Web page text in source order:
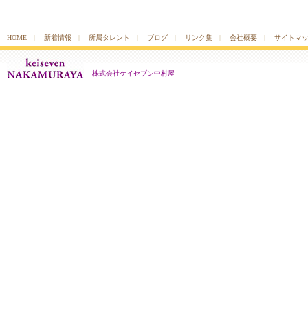
HOME | 新着情報 | 所属タレント | ブログ | リンク集 | 会社概要 | サイトマ
株式会社ケイセブン中村屋